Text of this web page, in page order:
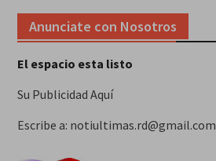
Anunciate con Nosotros
El espacio esta listo
Su Publicidad Aquí
Escribe a: notiultimas.rd@gmail.com